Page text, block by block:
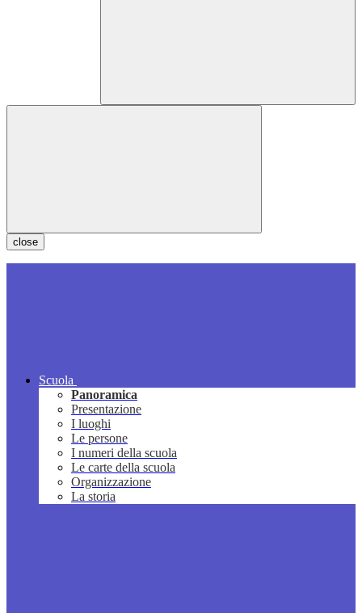
close
Scuola
Panoramica
Presentazione
I luoghi
Le persone
I numeri della scuola
Le carte della scuola
Organizzazione
La storia